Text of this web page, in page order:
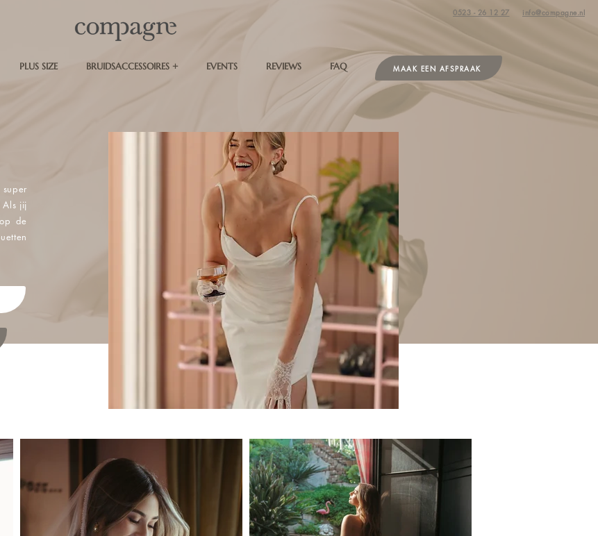
0523 - 26 12 27 info@compagne.nl
PLUS SIZE BRUIDSACCESSOIRES + EVENTS REVIEWS FAQ MAAK EEN AFSPRAAK
Als jij
de